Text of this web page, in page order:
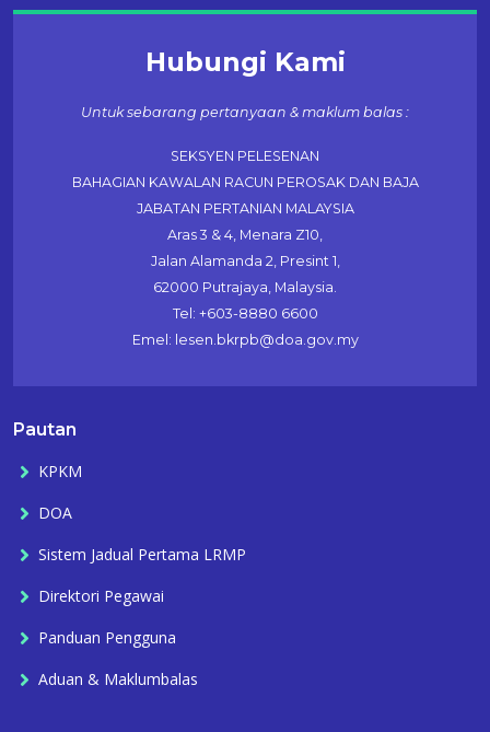
Hubungi Kami
Untuk sebarang pertanyaan & maklum balas :
SEKSYEN PELESENAN
BAHAGIAN KAWALAN RACUN PEROSAK DAN BAJA
JABATAN PERTANIAN MALAYSIA
Aras 3 & 4, Menara Z10,
Jalan Alamanda 2, Presint 1,
62000 Putrajaya, Malaysia.
Tel: +603-8880 6600
Emel: lesen.bkrpb@doa.gov.my
Pautan
KPKM
DOA
Sistem Jadual Pertama LRMP
Direktori Pegawai
Panduan Pengguna
Aduan & Maklumbalas